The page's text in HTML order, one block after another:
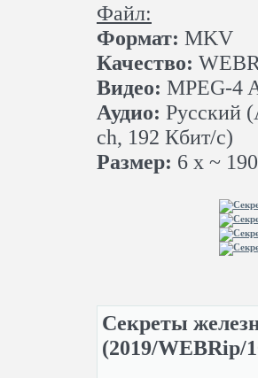
Файл:
Формат: MKV
Качество:
Видео: MPEG-4
Аудио: Русский
ch, 192 Кбит/с)
Размер: 6 x ~
Секреты
(2019/WEBRip/